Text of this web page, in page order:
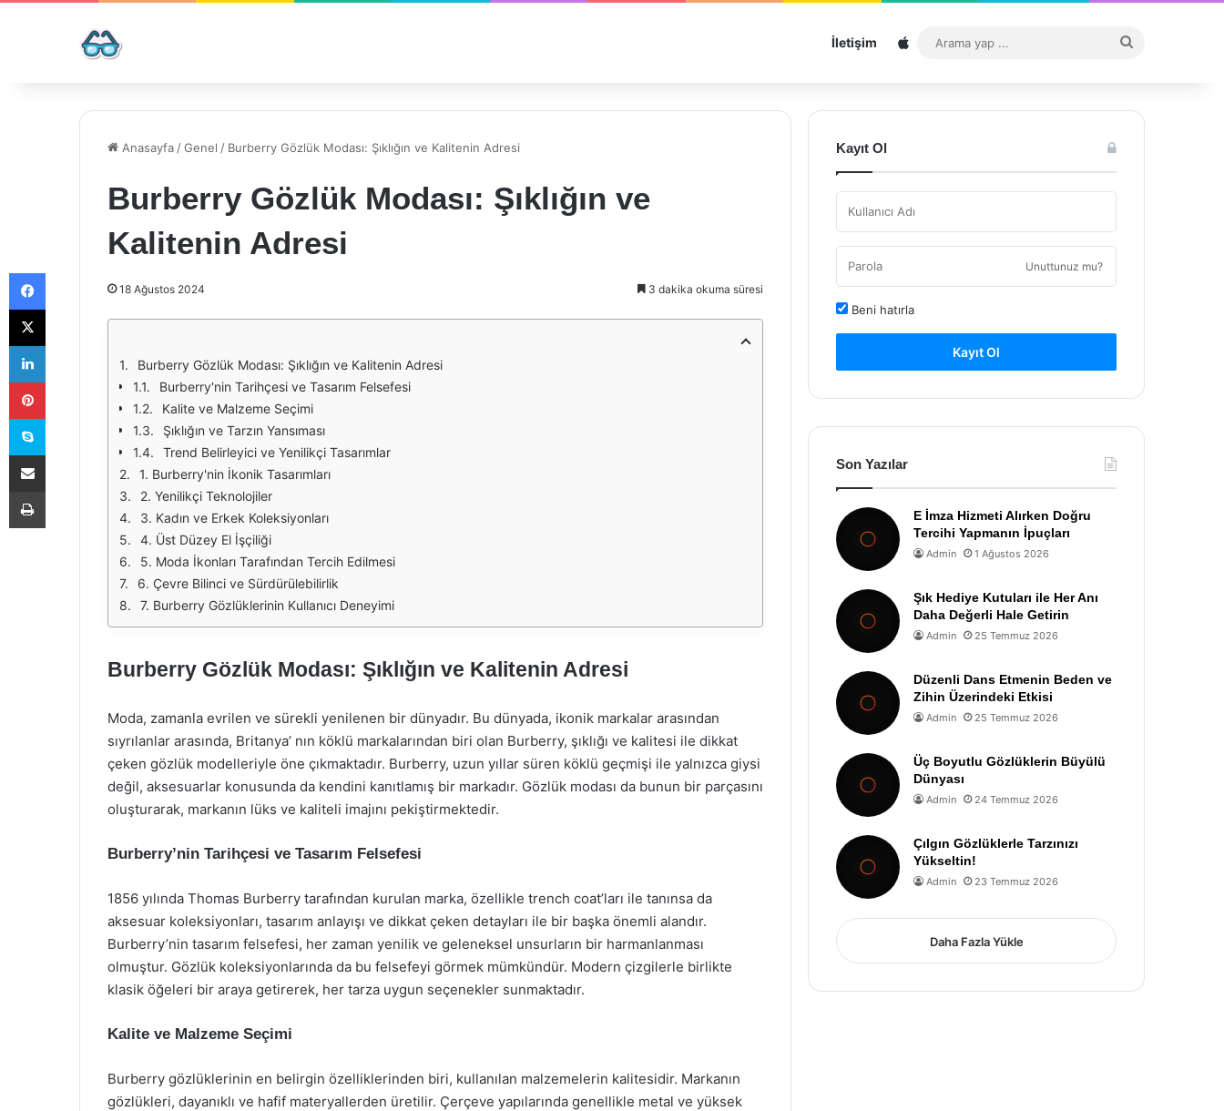
İletişim Sitemap
...
Anasayfa /Genel / Burberry Gözlük Modası: Şıklığın ve Kalitenin Adresi
Burberry Gözlük Modası: Şıklığın ve
Kalitenin Adresi
18 Ağustos 2024 3 dakika okuma süresi
Burberry Gözlük Modası: Şıklığın ve Kalitenin Adresi
Burberry'nin Tarihçesi ve Tasarım Felsefesi
Kalite ve Malzeme Seçimi
Şıklığın ve Tarzın Yansıması
Trend Belirleyici ve Yenilikçi Tasarımlar
1. Burberry'nin İkonik Tasarımları
2. Yenilikçi Teknolojiler
3. Kadın ve Erkek Koleksiyonları
4. Üst Düzey El İşçiliği
5. Moda İkonları Tarafından Tercih Edilmesi
6. Çevre Bilinci ve Sürdürülebilirlik
7. Burberry Gözlüklerinin Kullanıcı Deneyimi
Burberry Gözlük Modası: Şıklığın ve Kalitenin Adresi
Moda, zamanla evrilen ve sürekli yenilenen bir dünyadır. Bu dünyada, ikonik markalar arasından
sıyrılanlar arasında, Britanya’ nın köklü markalarından biri olan Burberry, şıklığı ve kalitesi ile dikkat
çeken gözlük modelleriyle öne çıkmaktadır. Burberry, uzun yıllar süren köklü geçmişi ile yalnızca giysi
değil, aksesuarlar konusunda da kendini kanıtlamış bir markadır. Gözlük modası da bunun bir parçasını
oluşturarak, markanın lüks ve kaliteli imajını pekiştirmektedir.
Burberry’nin Tarihçesi ve Tasarım Felsefesi
1856 yılında Thomas Burberry tarafından kurulan marka, özellikle trench coat’ları ile tanınsa da
aksesuar koleksiyonları, tasarım anlayışı ve dikkat çeken detayları ile bir başka önemli alandır.
Burberry’nin tasarım felsefesi, her zaman yenilik ve geleneksel unsurların bir harmanlanması
olmuştur. Gözlük koleksiyonlarında da bu felsefeyi görmek mümkündür. Modern çizgilerle birlikte
klasik öğeleri bir araya getirerek, her tarza uygun seçenekler sunmaktadır.
Kalite ve Malzeme Seçimi
Burberry gözlüklerinin en belirgin özelliklerinden biri, kullanılan malzemelerin kalitesidir. Markanın
gözlükleri, dayanıklı ve hafif materyallerden üretilir. Çerçeve yapılarında genellikle metal ve yüksek
Kayıt Ol
Unuttunuz mu?
Beni hatırla
Kayıt Ol
Son Yazılar
E İmza Hizmeti Alırken Doğru
Tercihi Yapmanın İpuçları
Admin 1 Ağustos 2026
Şık Hediye Kutuları ile Her Anı
Daha Değerli Hale Getirin
Admin 25 Temmuz 2026
Düzenli Dans Etmenin Beden ve
Zihin Üzerindeki Etkisi
Admin 25 Temmuz 2026
Üç Boyutlu Gözlüklerin Büyülü
Dünyası
Admin 24 Temmuz 2026
Çılgın Gözlüklerle Tarzınızı
Yükseltin!
Admin 23 Temmuz 2026
Daha Fazla Yükle
Facebook
X
LinkedIn
Pinterest
Skype
E-Posta ile paylaş